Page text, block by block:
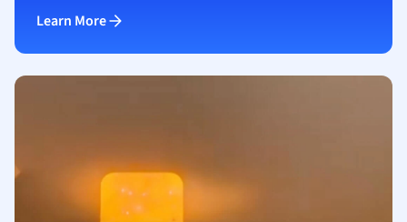
Learn More